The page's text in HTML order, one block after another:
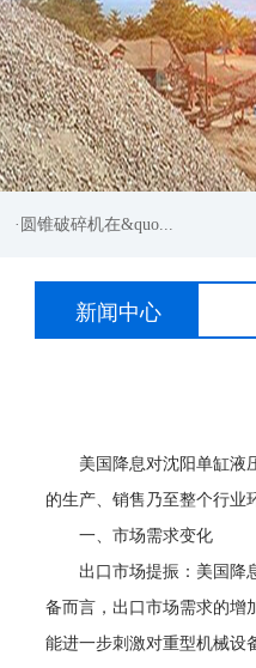
·圆锥破碎机在&quo...
新闻中心
美国降息对沈阳单缸液压
的生产、销售乃至整个行业
一、市场需求变化
出口市场提振‌：美国降息
备而言，出口市场需求的增
能进一步刺激对重型机械设